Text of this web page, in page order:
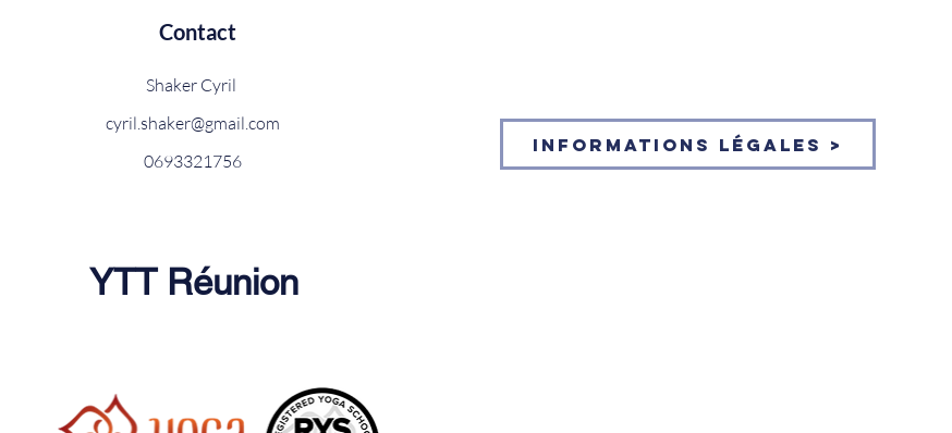
Contact
Shaker Cyril
cyril.shaker@gmail.com
0693321756
YTT Réunion
Informations légales >